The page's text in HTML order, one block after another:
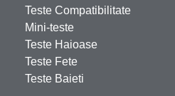
Teste Compatibilitate
Mini-teste
Teste Haioase
Teste Fete
Teste Baieti